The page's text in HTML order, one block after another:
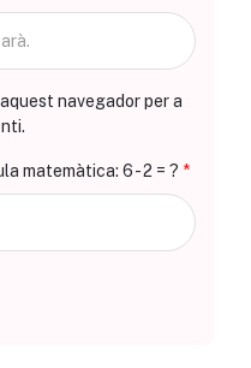
navegador per a
matemàtica: 6 - 2 = ?